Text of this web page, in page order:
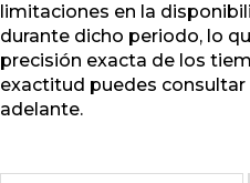
limitaciones en la
durante dicho periodo, lo
precisión exacta de los
exactitud puedes consultar
adelante.